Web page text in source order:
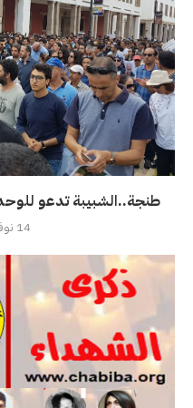
طنجة..الشبيبة تدعو
14 نوفمبر، 2018